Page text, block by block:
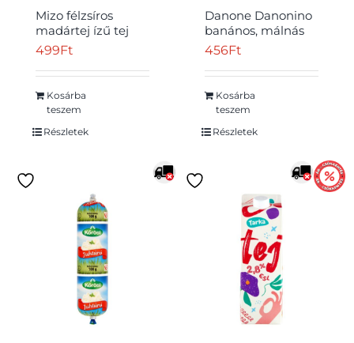
Mizo félzsíros
madártej ízű tej
450 ml
499Ft
Kosárba
teszem
Részletek
Danone Danonino
banános, málnás
tejkészítmény
kalciummal és D-
vitaminnal 4 x 50 g
(200 g)
456Ft
Kosárba
teszem
Részletek